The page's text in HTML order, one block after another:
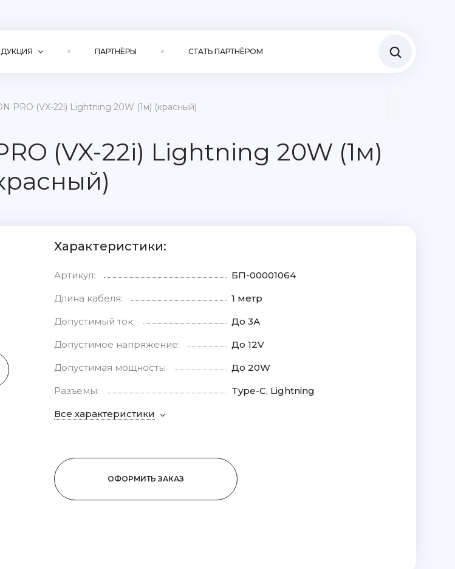
ПАРТНЁРЫ СТАТЬ ПАРТНЁРОМ
PRO (VX-22i) Lightning 20W (1м) (красный)
(VX-22i) Lightning 20W (1м)
Характеристики:
Артикул:
БП-00001064
Длина кабеля:
1 метр
Допустимый ток:
До 3А
Допустимое напряжение:
До 12V
Допустимая мощность:
До 20W
Разъемы:
Type-C, Lightning
Все характеристики
ОФОРМИТЬ ЗАКАЗ